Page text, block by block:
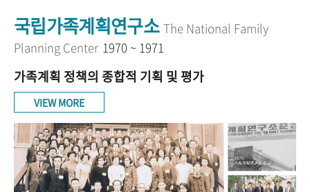
국립가족계획연구소 The National Family
Planning Center 1970 ~ 1971
가족계획 정책의 종합적 기획 및 평가
VIEW MORE